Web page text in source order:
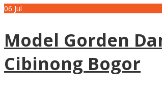
06 Jul
Model Gorden
Cibinong Bogor